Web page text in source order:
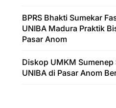
BPRS Bhakti Sumekar
UNIBA Madura Praktik
Pasar Anom
Diskop UMKM Sumenep
UNIBA di Pasar Anom